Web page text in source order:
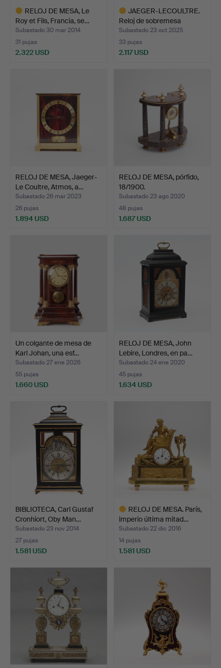
RELOJ DE MESA, Le
Roy et Fils, Francia, se…
Subastado 30 mar 2014
31 pujas
2.322 USD
JAEGER-LECOULTRE.
Reloj de sobremesa
«Atmo…
Subastado 23 oct 2025
33 pujas
2.117 USD
RELOJ DE MESA, Jaeger-
Le Coultre, Atmos, a…
Subastado 26 mar 2023
26 pujas
1.894 USD
RELOJ DE MESA, pórfido,
18/1900.
Subastado 23 ago 2020
48 pujas
1.687 USD
Un colgante de mesa de
Karl Johan, una esf…
Subastado 27 ene 2026
55 pujas
1.660 USD
RELOJ DE MESA, John
Lebire, Londres, en pa…
Subastado 24 ene 2020
45 pujas
1.634 USD
BIBLIOTECA, Carl Gustaf
Cronhiort, Oby Man…
Subastado 23 nov 2014
27 pujas
1.581 USD
RELOJ DE MESA. París,
imperio última mitad…
Subastado 22 dic 2016
14 pujas
1.581 USD